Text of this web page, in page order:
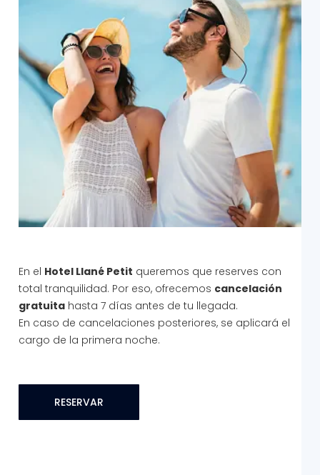
En el Hotel Llané Petit queremos que reserves con
total tranquilidad. Por eso, ofrecemos cancelación
gratuita hasta 7 días antes de tu llegada.
En caso de cancelaciones posteriores, se aplicará el
cargo de la primera noche.
RESERVAR